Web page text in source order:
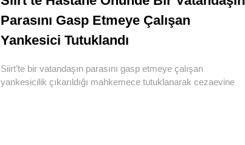
Parasını Gasp Etmeye Çalışan
Yankesici Tutuklandı
Siirt’te bir vatandaşın parasını gasp etmeye çalışan
yankesicilik çıkarıldığı mahkemece tutuklanarak cezaevine